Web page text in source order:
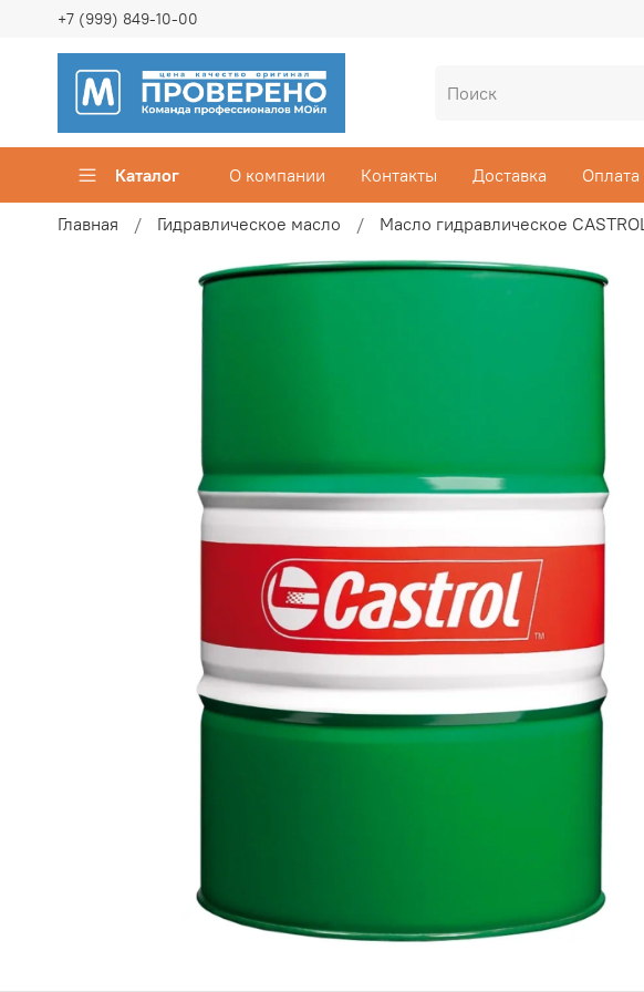
+7 (999) 849-10-00
Каталог О компании Контакты Доставка Оплата
Главная Гидравлическое масло Масло гидравлическое CASTROL